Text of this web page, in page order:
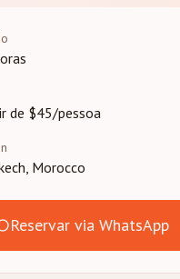
de $45/pessoa
Morocco
Reservar via WhatsApp